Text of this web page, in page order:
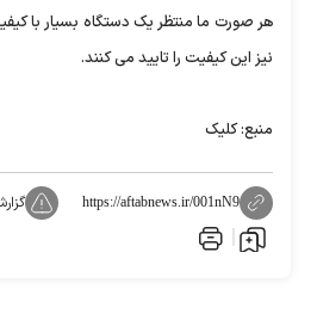
هر صورت ما منتظر یک دستگاه بسیار با
نیز این کیفیت را تایید می کنند.
منبع: کلیک
https://aftabnews.ir/001nN9